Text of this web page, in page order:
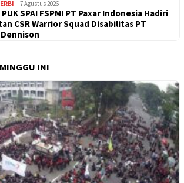
7 Agustus 2026
SPAI FSPMI PT Paxar Indonesia Hadiri
CSR Warrior Squad Disabilitas PT
INI